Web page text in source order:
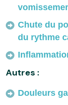
Chute du
du rythme
Autres :
Douleurs